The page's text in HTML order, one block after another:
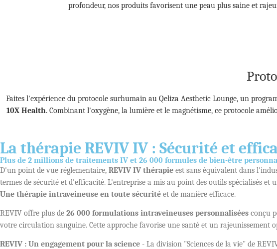
profondeur, nos produits favorisent une peau plus saine et
Faites l'expérience du protocole surhumain au Qeliza Aesthetic Lounge, un
10X Health. Combinant l'oxygène, la lumière et le magnétisme, ce protocole
La thérapie REVIV IV : Sécurité et
Plus de 2 millions de traitements IV et 26 000 formules de bien-être
D'un point de vue réglementaire, REVIV IV thérapie est sans équivalent dans
termes de sécurité et d'efficacité. L'entreprise a mis au point des outils spécialisés
Une thérapie intraveineuse en toute sécurité et de manière efficace.
REVIV offre plus de 26 000 formulations intraveineuses personnalisées conçu
votre circulation sanguine. Cette approche favorise une santé et un
REVIV : Un engagement pour la science - La division "Sciences de la vie" de